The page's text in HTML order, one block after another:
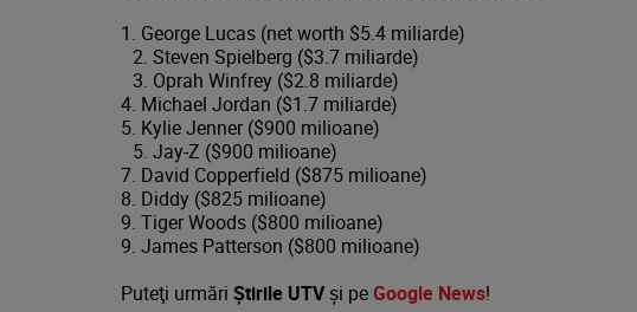
1. George Lucas (net worth $5.4 miliarde)
2. Steven Spielberg ($3.7 miliarde)
3. Oprah Winfrey ($2.8 miliarde)
4. Michael Jordan ($1.7 miliarde)
5. Kylie Jenner ($900 milioane)
5. Jay-Z ($900 milioane)
7. David Copperfield ($875 milioane)
8. Diddy ($825 milioane)
9. Tiger Woods ($800 milioane)
9. James Patterson ($800 milioane)
Puteţi urmări Știrile UTVşi peGoogle News!